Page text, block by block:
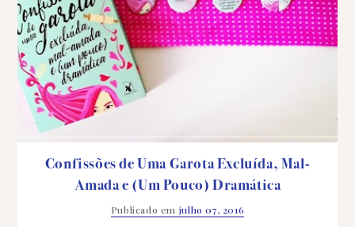
Confissões de Uma Garota Excluída, Mal-
Amada e (Um Pouco) Dramática
Publicado em julho 07, 2016